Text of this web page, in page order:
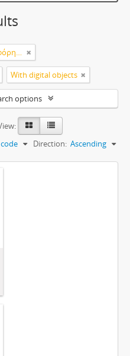
Βιβλιοθήκη και Υπηρεσία Πληροφόρησης Τεχνολογικού Πανεπιστημίου Κύπρου
With digital objects
options
Direction: Ascending